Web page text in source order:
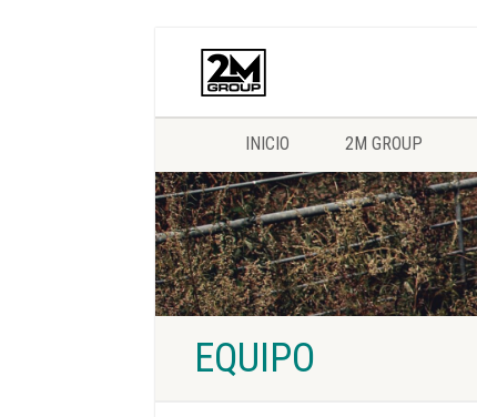
INICIO 2M GROUP
EQUIPO